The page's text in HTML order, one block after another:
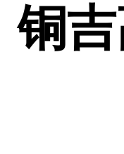
铜